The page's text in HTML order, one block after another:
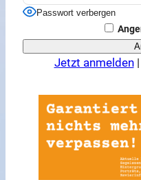
Passwort verbergen
Jetzt anmelden|